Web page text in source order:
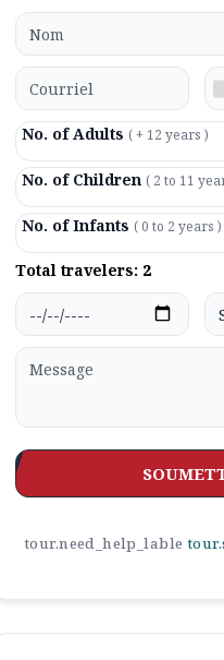
No. of Adults ( + 12 years )
No. of Children ( 2 to 11
No. of Infants ( 0 to 2 years )
Total travelers: 2
tour.need_help_lable